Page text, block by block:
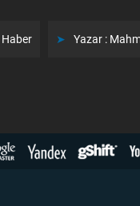
Haber Yazar :